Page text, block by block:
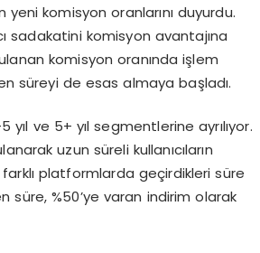
yeni komisyon oranlarını duyurdu.
sadakatini komisyon avantajına
komisyon oranında işlem
süreyi de esas almaya başladı.
ve 5+ yıl segmentlerine ayrılıyor.
uzun süreli kullanıcıların
farklı platformlarda geçirdikleri süre
%50’ye varan indirim olarak